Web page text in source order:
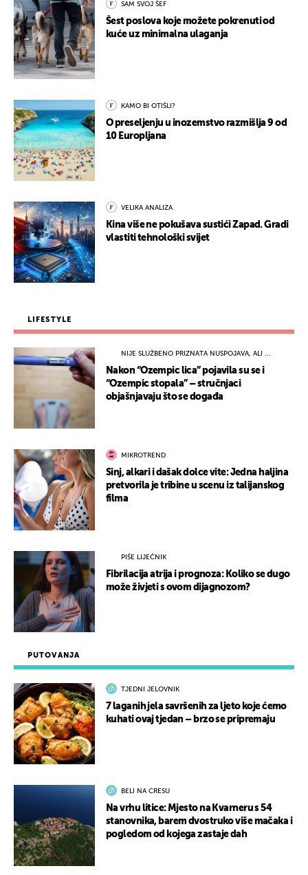
PUTOVANJA
TJEDNI JELOVNIK
7 laganih jela savršenih za ljeto koje ćemo
kuhati ovaj tjedan – brzo se pripremaju
BELI NA CRESU
Na vrhu litice: Mjesto na Kvarneru s 54
stanovnika, barem dvostruko više mačaka i
pogledom od kojega zastaje dah
SAM SVOJ ŠEF
Šest poslova koje možete pokrenuti od
kuće uz minimalna ulaganja
KAMO BI OTIŠLI?
O preseljenju u inozemstvo razmišlja 9 od
10 Europljana
VELIKA ANALIZA
Kina više ne pokušava sustići Zapad. Gradi
vlastiti tehnološki svijet
LIFESTYLE
NIJE SLUŽBENO PRIZNATA NUSPOJAVA, ALI ...
Nakon “Ozempic lica” pojavila su se i
“Ozempic stopala” – stručnjaci
objašnjavaju što se događa
MIKROTREND
Sinj, alkari i dašak dolce vite: Jedna haljina
pretvorila je tribine u scenu iz talijanskog
filma
PIŠE LIJEČNIK
Fibrilacija atrija i prognoza: Koliko se dugo
može živjeti s ovom dijagnozom?